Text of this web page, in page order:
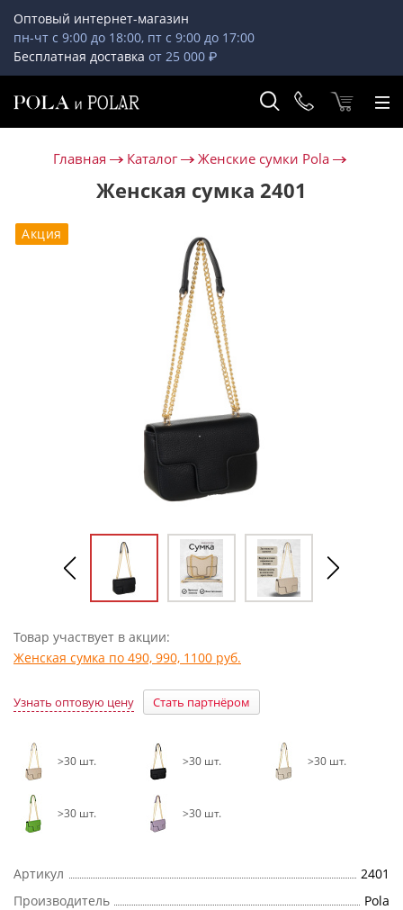
Оптовый интернет-магазин
пн-чт с 9:00 до 18:00, пт с 9:00 до 17:00
Бесплатная доставка от 25 000 ₽
Главная Каталог Женские сумки Pola
Женская сумка 2401
Акция
Товар участвует в акции:
Женская сумка по 490, 990, 1100 руб.
Узнать оптовую цену Стать партнёром
>30 шт. >30 шт. >30 шт.
>30 шт. >30 шт.
Артикул
2401
Производитель
Pola